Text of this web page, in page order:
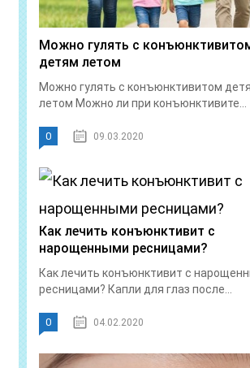
Можно гулять с
детям летом
Можно гулять с конъюнктивитом
летом Можно ли при конъюнктивите...
0 09.03.2020
Как лечить конъюнктивит с
нарощенными ресницами?
Как лечить конъюнктивит с
ресницами? Капли для глаз после...
0 04.02.2020